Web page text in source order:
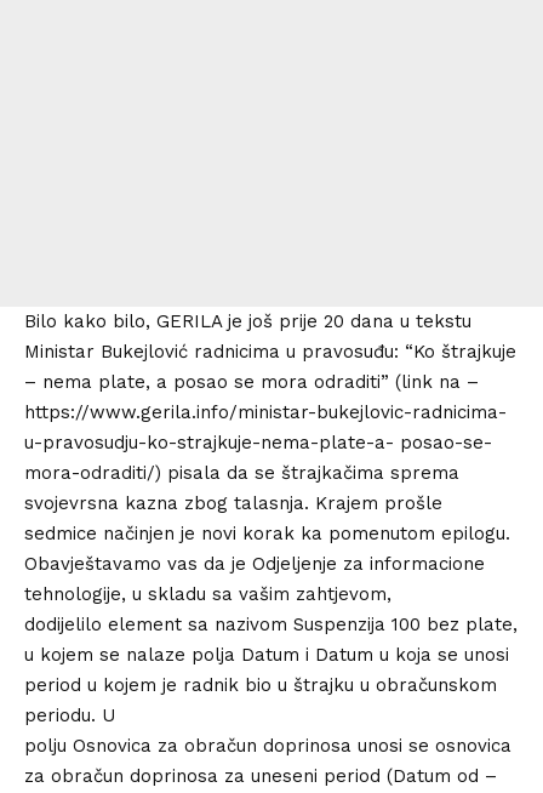
Bilo kako bilo, GERILA je još prije 20 dana u tekstu
Ministar Bukejlović radnicima u pravosuđu: “Ko štrajkuje
– nema plate, a posao se mora odraditi” (link na –
https://www.gerila.info/ministar-bukejlovic-radnicima-
u-pravosudju-ko-strajkuje-nema-plate-a- posao-se-
mora-odraditi/) pisala da se štrajkačima sprema
svojevrsna kazna zbog talasnja. Krajem prošle
sedmice načinjen je novi korak ka pomenutom epilogu.
Obavještavamo vas da je Odjeljenje za informacione
tehnologije, u skladu sa vašim zahtjevom,
dodijelilo element sa nazivom Suspenzija 100 bez plate,
u kojem se nalaze polja Datum i Datum u koja se unosi
period u kojem je radnik bio u štrajku u obračunskom
periodu. U
polju Osnovica za obračun doprinosa unosi se osnovica
za obračun doprinosa za uneseni period (Datum od –